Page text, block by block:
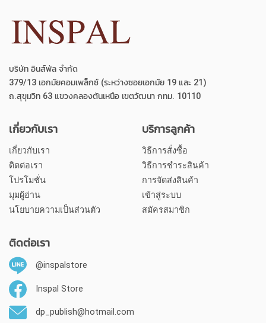
บริษัท อินส์พัล จำกัด
379/13 เอกมัยคอมเพล็กซ์ (ระหว่างซอยเอกมัย 19 และ 21)
ถ.สุขุมวิท 63 แขวงคลองตันเหนือ เขตวัฒนา กทม. 10110
เกี่ยวกับเรา
เกี่ยวกับเรา
ติดต่อเรา
โปรโมชั่น
มุมผู้อ่าน
นโยบายความเป็นส่วนตัว
บริการลูกค้า
วิธีการสั่งซื้อ
วิธีการชำระสินค้า
การจัดส่งสินค้า
เข้าสู่ระบบ
สมัครสมาชิก
ติดต่อเรา
@inspalstore
Inspal Store
dp_publish@hotmail.com